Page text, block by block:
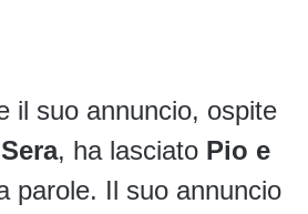
il suo annuncio, ospite
, ha lasciato Pio e
parole. Il suo annuncio